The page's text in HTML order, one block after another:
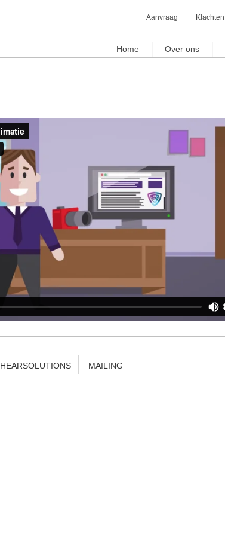
Aanvraag Klachten
Home Over ons
HEARSOLUTIONS MAILING